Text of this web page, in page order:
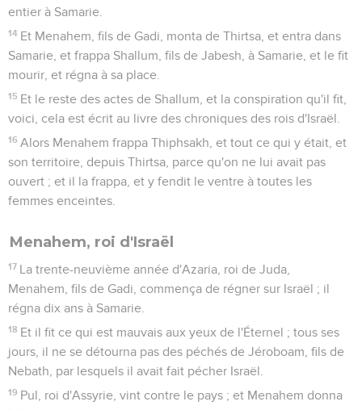
entier à Samarie.
14 Et Menahem, fils de Gadi, monta de Thirtsa, et entra dans
Samarie, et frappa Shallum, fils de Jabesh, à Samarie, et le fit
mourir, et régna à sa place.
15 Et le reste des actes de Shallum, et la conspiration qu'il fit,
voici, cela est écrit au livre des chroniques des rois d'Israël.
16 Alors Menahem frappa Thiphsakh, et tout ce qui y était, et
son territoire, depuis Thirtsa, parce qu'on ne lui avait pas
ouvert ; et il la frappa, et y fendit le ventre à toutes les
femmes enceintes.
Menahem, roi d'Israël
17 La trente-neuvième année d'Azaria, roi de Juda,
Menahem, fils de Gadi, commença de régner sur Israël ; il
régna dix ans à Samarie.
18 Et il fit ce qui est mauvais aux yeux de l'Éternel ; tous ses
jours, il ne se détourna pas des péchés de Jéroboam, fils de
Nebath, par lesquels il avait fait pécher Israël.
19 Pul, roi d'Assyrie, vint contre le pays ; et Menahem donna